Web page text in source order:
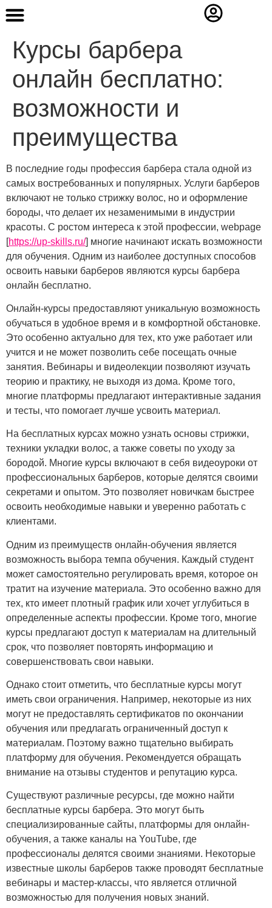
Курсы барбера
онлайн бесплатно:
возможности и
преимущества
В последние годы профессия барбера стала одной из
самых востребованных и популярных. Услуги барберов
включают не только стрижку волос, но и оформление
бороды, что делает их незаменимыми в индустрии
красоты. С ростом интереса к этой профессии, webpage
[https://up-skills.ru/] многие начинают искать возможности
для обучения. Одним из наиболее доступных способов
освоить навыки барберов являются курсы барбера
онлайн бесплатно.
Онлайн-курсы предоставляют уникальную возможность
обучаться в удобное время и в комфортной обстановке.
Это особенно актуально для тех, кто уже работает или
учится и не может позволить себе посещать очные
занятия. Вебинары и видеолекции позволяют изучать
теорию и практику, не выходя из дома. Кроме того,
многие платформы предлагают интерактивные задания
и тесты, что помогает лучше усвоить материал.
На бесплатных курсах можно узнать основы стрижки,
техники укладки волос, а также советы по уходу за
бородой. Многие курсы включают в себя видеоуроки от
профессиональных барберов, которые делятся своими
секретами и опытом. Это позволяет новичкам быстрее
освоить необходимые навыки и уверенно работать с
клиентами.
Одним из преимуществ онлайн-обучения является
возможность выбора темпа обучения. Каждый студент
может самостоятельно регулировать время, которое он
тратит на изучение материала. Это особенно важно для
тех, кто имеет плотный график или хочет углубиться в
определенные аспекты профессии. Кроме того, многие
курсы предлагают доступ к материалам на длительный
срок, что позволяет повторять информацию и
совершенствовать свои навыки.
Однако стоит отметить, что бесплатные курсы могут
иметь свои ограничения. Например, некоторые из них
могут не предоставлять сертификатов по окончании
обучения или предлагать ограниченный доступ к
материалам. Поэтому важно тщательно выбирать
платформу для обучения. Рекомендуется обращать
внимание на отзывы студентов и репутацию курса.
Существуют различные ресурсы, где можно найти
бесплатные курсы барбера. Это могут быть
специализированные сайты, платформы для онлайн-
обучения, а также каналы на YouTube, где
профессионалы делятся своими знаниями. Некоторые
известные школы барберов также проводят бесплатные
вебинары и мастер-классы, что является отличной
возможностью для получения новых знаний.